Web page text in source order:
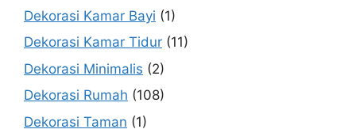
Dekorasi Kamar Bayi (1)
Dekorasi Kamar Tidur (11)
Dekorasi Minimalis (2)
Dekorasi Rumah (108)
Dekorasi Taman (1)